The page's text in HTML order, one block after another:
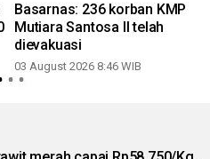
Basarnas: 236 korban KMP
Mutiara Santosa II telah
dievakuasi
03 August 2026 8:46 WIB